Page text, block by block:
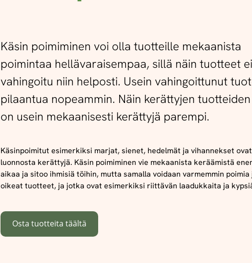
Käsin poimiminen voi olla tuotteille mekaanista
poimintaa hellävaraisempaa, sillä näin tuotteet
vahingoitu niin helposti. Usein vahingoittunut
pilaantua nopeammin. Näin kerättyjen
on usein mekaanisesti kerättyjä parempi.
Käsinpoimitut esimerkiksi marjat, sienet, hedelmät ja vihannekset
luonnosta kerättyjä. Käsin poimiminen vie mekaanista keräämistä
aikaa ja sitoo ihmisiä töihin, mutta samalla voidaan varmemmin poimia
oikeat tuotteet, ja jotka ovat esimerkiksi riittävän laadukkaita ja
Osta tuotteita täältä